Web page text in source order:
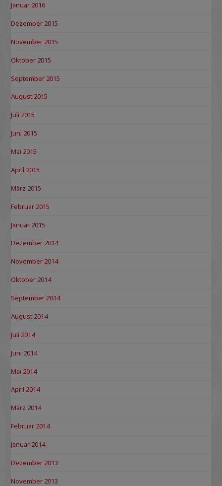
Januar 2016
Dezember 2015
November 2015
Oktober 2015
September 2015
August 2015
Juli 2015
Juni 2015
Mai 2015
April 2015
März 2015
Februar 2015
Januar 2015
Dezember 2014
November 2014
Oktober 2014
September 2014
August 2014
Juli 2014
Juni 2014
Mai 2014
April 2014
März 2014
Februar 2014
Januar 2014
Dezember 2013
November 2013